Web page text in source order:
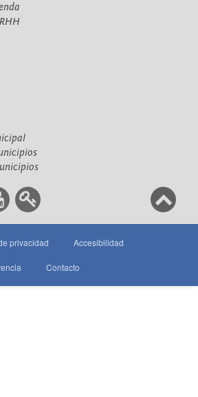
privacidad Accesibilidad
Contacto